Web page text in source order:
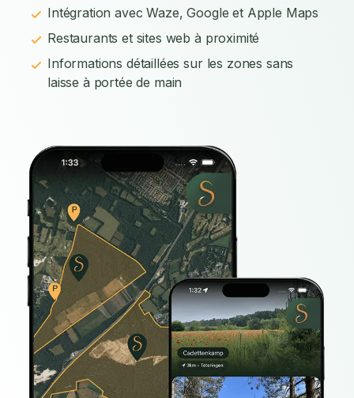
Intégration avec Waze, Google et Apple Maps
Restaurants et sites web à proximité
Informations détaillées sur les zones sans
laisse à portée de main